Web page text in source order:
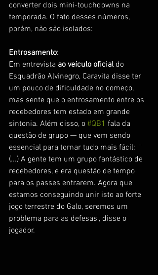
converter dois mini-touchdowns na
temporada. O fato desses números,
porém, não são isolados:
Entrosamento:
Em entrevista ao veículo oficial do
Esquadrão Alvinegro, Caravita disse ter
um pouco de dificuldade no começo,
mas sente que o entrosamento entre os
recebedores tem estado em grande
sintonia. Além disso, o #QB1 fala da
questão de grupo — que vem sendo
essencial para tornar tudo mais fácil:  "
(...) A gente tem um grupo fantástico de
recebedores, e era questão de tempo
para os passes entrarem. Agora que
estamos conseguindo unir isto ao forte
jogo terrestre do Galo, seremos um
problema para as defesas", disse o
jogador.